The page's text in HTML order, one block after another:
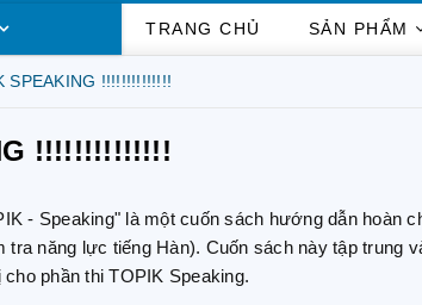
TRANG CHỦ SẢN PHẨM
SPEAKING !!!!!!!!!!!!!!
!!!!!!!!!!!!!!
- Speaking" là một cuốn sách hướng dẫn hoàn
tra năng lực tiếng Hàn). Cuốn sách này tập trung
phần thi TOPIK Speaking.